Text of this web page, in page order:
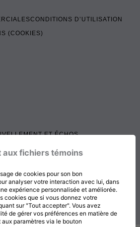
CONDITIONS D’UTILISATION
(COOKIES)
ET ÉCHOS
RETOUR AU HAUT DE LA PAGE
aux fichiers témoins
de cookies pour son bon
analyser votre interaction avec lui, dans
expérience personnalisée et améliorée.
cookies que si vous donnez votre
sur "Tout accepter". Vous avez
de gérer vos préférences en matière de
paramètres via le bouton